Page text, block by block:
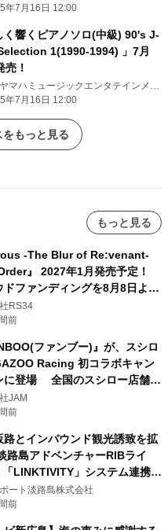
年7月16日 12:00
く響くピアノソロ(中級) 90's J-
1(1990-1994) 」7月
売！
ヤマハミュージックエンタテインメン
年7月16日 12:00
もっと見る
もっと見る
-The Blur of Re:venant-
』 2027年1月発売予定！
ドファンディングを8月8日より
RS34
前
ファンブー)』が、スシロ
Racing 初コラボキャン
に登場 全国のスシロー店舗で
種の FUNBOO(ミニカー)付き
が展開されます
JAM
前
路とインバウンド観光誘致を拡
路島アドベンチャーRIBライ
「LINKTIVITY」システム連携を
ート淡路島株式会社
前